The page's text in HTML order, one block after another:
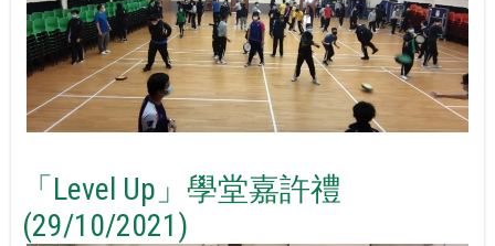
「Level Up」學堂嘉許禮
(29/10/2021)